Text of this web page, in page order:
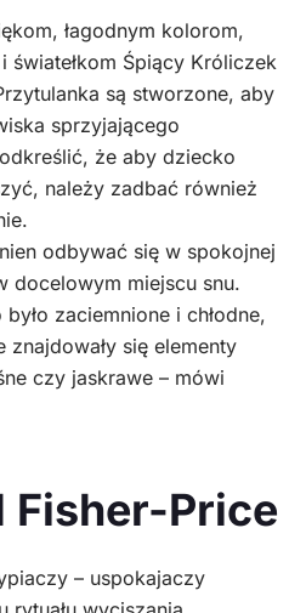
łagodnym kolorom,
światełkom Śpiący Króliczek
są stworzone, aby
sprzyjającego
że aby dziecko
należy zadbać również
odbywać się w spokojnej
docelowym miejscu snu.
zaciemnione i chłodne,
się elementy
czy jaskrawe – mówi
Fisher-Price
– uspokajaczy